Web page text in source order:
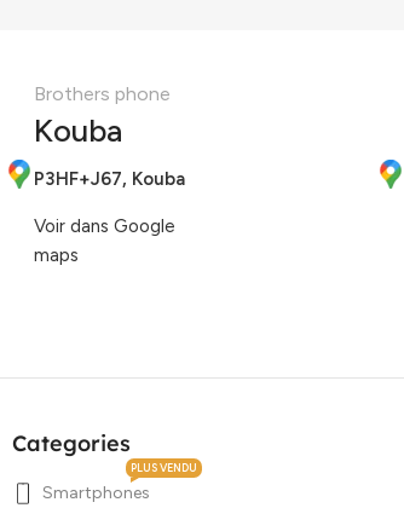
Brothers phone
Kouba
P3HF+J67, Kouba
Voir dans Google
maps
Categories
Smartphones
PLUS VENDU